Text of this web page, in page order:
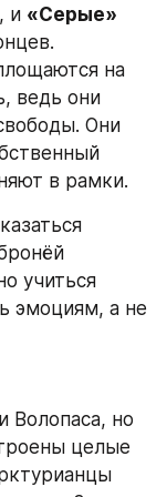
и «Серые»
на
ведь они
Они
в рамки.
учиться
эмоциям, а не
Волопаса, но
целые